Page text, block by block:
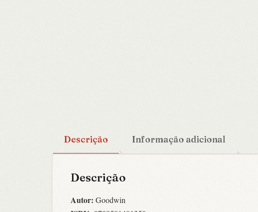
Descrição Informação adicional
Descrição
Autor: Goodwin